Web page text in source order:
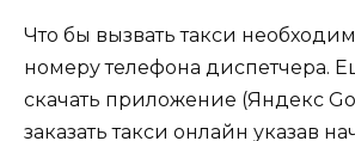
Что бы вызвать такси
номеру телефона диспетчера.
скачать приложение (Яндекс
заказать такси онлайн указав